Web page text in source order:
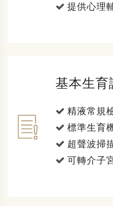
提供心理
基本生育
精液常規
標準生育
超聲波掃
可轉介子